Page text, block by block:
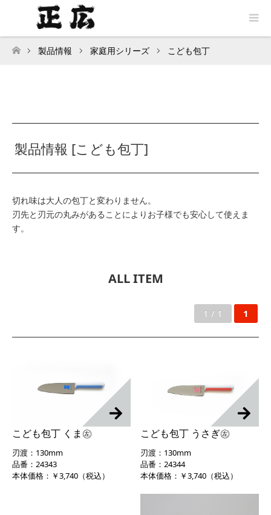
トップページ
製品情報 家庭用シリーズ こども包丁
製品情報 [こども包丁]
切れ味は大人の包丁と変わりません。
刃先と刃元の丸みがあることによりお子様でも安心して使えま
す。
ALL ITEM
1 / 1 1
こども包丁 くま㊧
刃渡：130mm
品番：24343
本体価格：￥3,740（税込）
こども包丁 うさぎ㊧
刃渡：130mm
品番：24344
本体価格：￥3,740（税込）